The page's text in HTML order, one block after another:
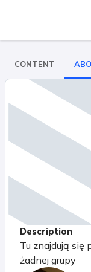
CONTENT
Description
Tu znajdują się
żadnej grupy